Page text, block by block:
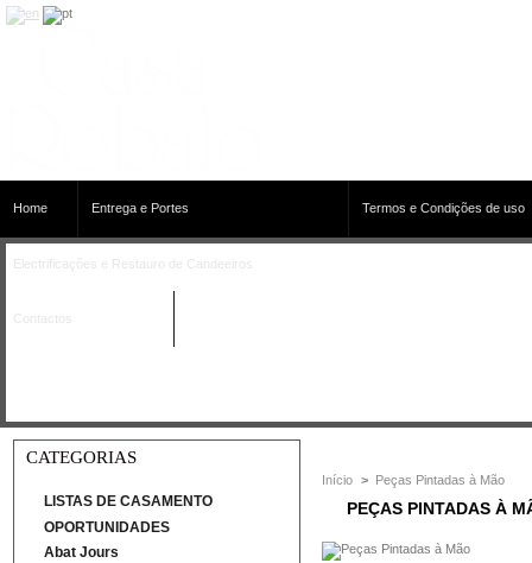
Home Entrega e Portes Termos e Condições de uso
Electrificações e Restauro de Candeeiros
Contactos
CATEGORIAS
LISTAS DE CASAMENTO
OPORTUNIDADES
Abat Jours
Início > Peças Pintadas à Mão
PEÇAS PINTADAS À